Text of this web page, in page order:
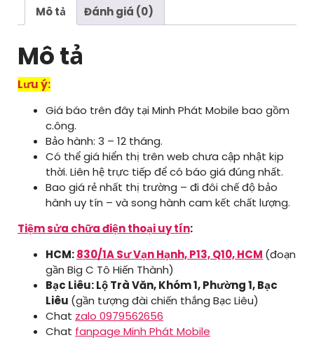
Mô tả Đánh giá (0)
Mô tả
Lưu ý:
Giá báo trên đây tại Minh Phát Mobile bao gồm
c.ông.
Bảo hành: 3 – 12 tháng.
Có thể giá hiển thị trên web chưa cập nhật kịp
thời. Liên hệ trực tiếp để có báo giá đúng nhất.
Bao giá rẻ nhất thị trường – đi đôi chế độ bảo
hành uy tín – và song hành cam kết chất lượng.
Tiệm sửa chữa điện thoại uy tín:
HCM:830/1A Sư Vạn Hạnh, P13, Q10, HCM (đoạn
gần Big C Tô Hiến Thành)
Bạc Liêu: Lộ Trà Văn, Khóm 1, Phường 1, Bạc
Liêu (gần tượng đài chiến thắng Bạc Liêu)
Chat zalo 0979562656
Chat fanpage Minh Phát Mobile